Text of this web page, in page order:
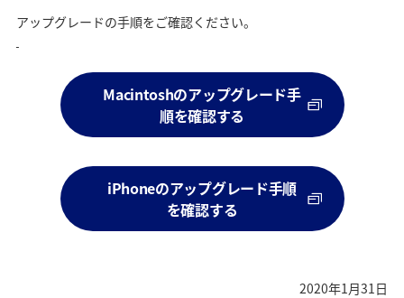
アップグレードの手順をご確認ください。
Macintoshのアップグレード手
順を確認する
iPhoneのアップグレード手順
を確認する
2020年1月31日